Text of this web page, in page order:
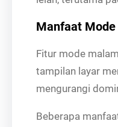
Manfaat
Fitur mode
tampilan layar
mengurangi
Beberapa